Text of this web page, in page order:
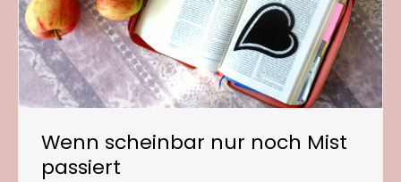
Wenn scheinbar nur noch Mist
passiert